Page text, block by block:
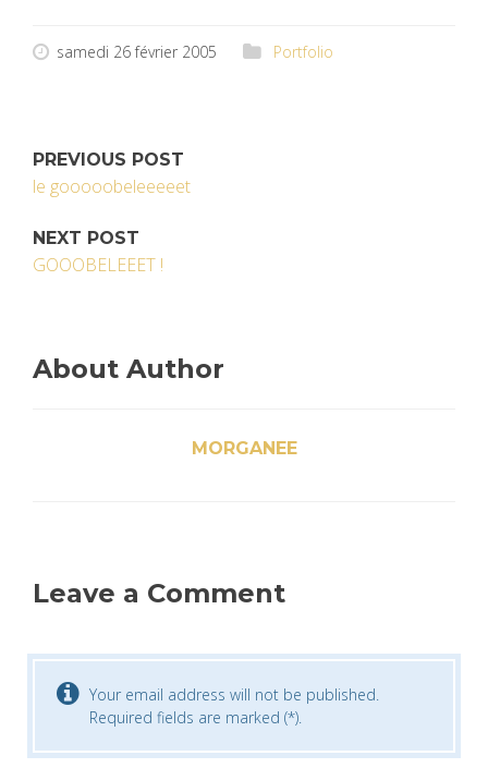
samedi 26 février 2005 Portfolio
PREVIOUS POST
le gooooobeleeeeet
NEXT POST
GOOOBELEEET !
About Author
MORGANEE
Leave a Comment
Your email address will not be published.
Required fields are marked (*).